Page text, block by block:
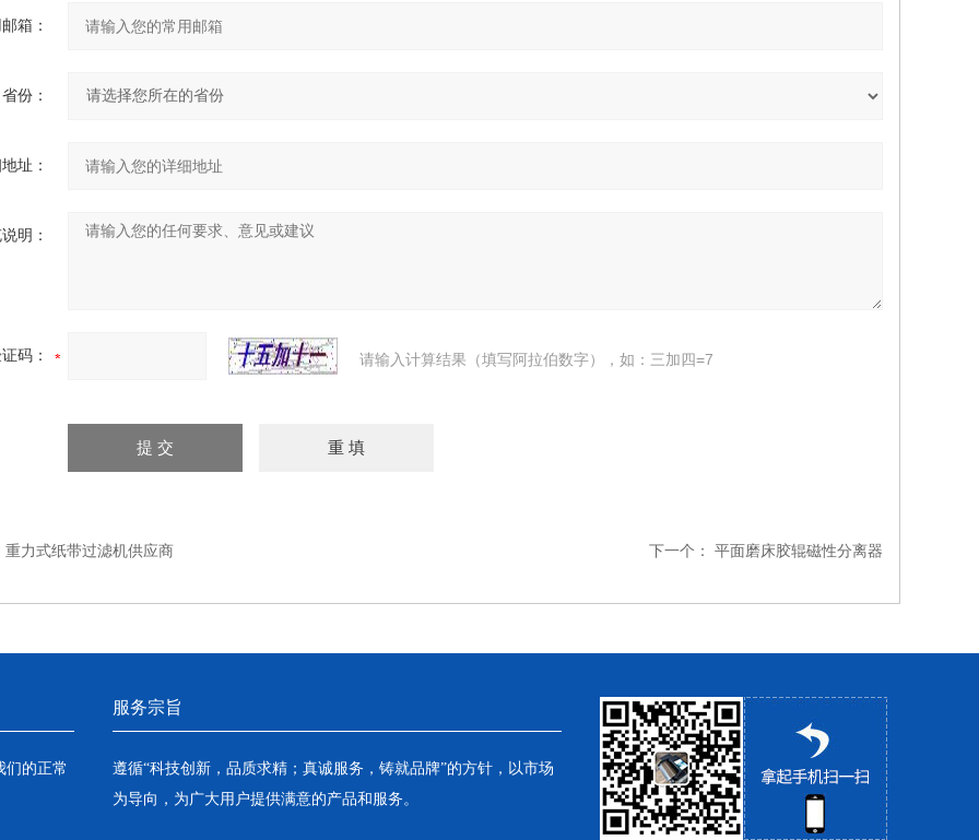
箱：
省份：
址：
明：
码： 请输入计算结果（填写阿拉伯数字），如：三加四=7
重力式纸带过滤机供应商 下一个： 平面磨床胶辊磁性分离器
们的正常
服务宗旨
遵循“科技创新，品质求精；真诚服务，铸就品牌”的方针，以市场
为导向，为广大用户提供满意的产品和服务。